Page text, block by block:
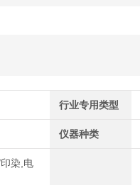
行业专用类型
仪器种类
染,电